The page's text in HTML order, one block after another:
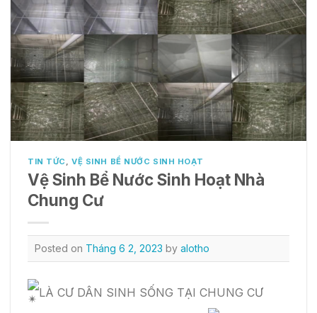
TIN TỨC ,VỆ SINH BỂ NƯỚC SINH HOẠT
Vệ Sinh Bể Nước Sinh Hoạt Nhà
Chung Cư
Posted on Tháng 6 2, 2023 by alotho
LÀ CƯ DÂN SINH SỐNG TẠI CHUNG CƯ